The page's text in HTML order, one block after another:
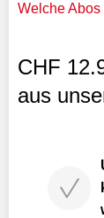
Welche Abos
CHF
aus